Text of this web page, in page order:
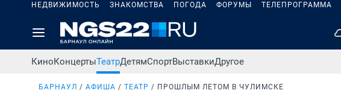
НЕДВИЖИМОСТЬ ЗНАКОМСТВА ПОГОДА ФОРУМЫ ТЕЛЕПРОГРАММА
КиноКонцертыТеатрДетямСпортВыставкиДругое
БАРНАУЛ АФИША ТЕАТР ПРОШЛЫМ ЛЕТОМ В ЧУЛИМСКЕ